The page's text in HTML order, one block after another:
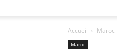
Accueil Maroc
Maroc